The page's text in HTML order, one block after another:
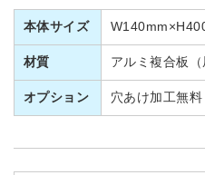
本体サイズ
材質 アルミ複合板
オプション 穴あけ加工無料